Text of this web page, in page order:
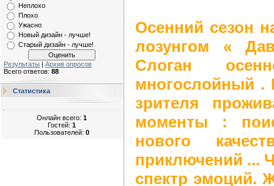
Неплохо
Плохо
Ужасно
Новый дизайн - лучше!
Старый дизайн - лучше!
Результаты | Архив опросов
Всего ответов: 88
Статистика
Онлайн всего: 1
Гостей: 1
Пользователей: 0
Осенний сезон
лозунгом «
Слоган
многослойный .
зрителя
моменты :
нового
приключений ...
спектр эмоций.